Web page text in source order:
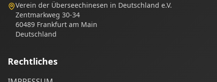
Verein der Überseechinesen in Deutschland e.V.
Zentmarkweg 30-34
60489 Frankfurt am Main
Deutschland
Rechtliches